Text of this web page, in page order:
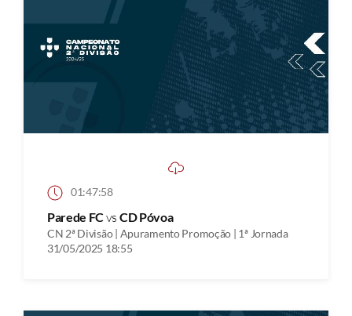
01:47:58
Parede FCvs CD Póvoa
CN 2ª Divisão | Apuramento Promoção | 1ª Jornada
31/05/2025 18:55